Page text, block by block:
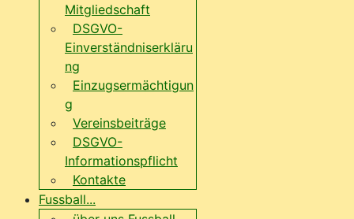
Mitgliedschaft
DSGVO-
Einverständniserkläru
ng
Einzugsermächtigun
g
Vereinsbeiträge
DSGVO-
Informationspflicht
Kontakte
Fussball...